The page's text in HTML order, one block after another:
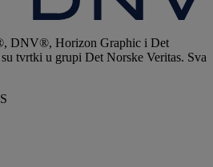
DNV®, Horizon Graphic i Det
tvrtki u grupi Det Norske Veritas. Sva